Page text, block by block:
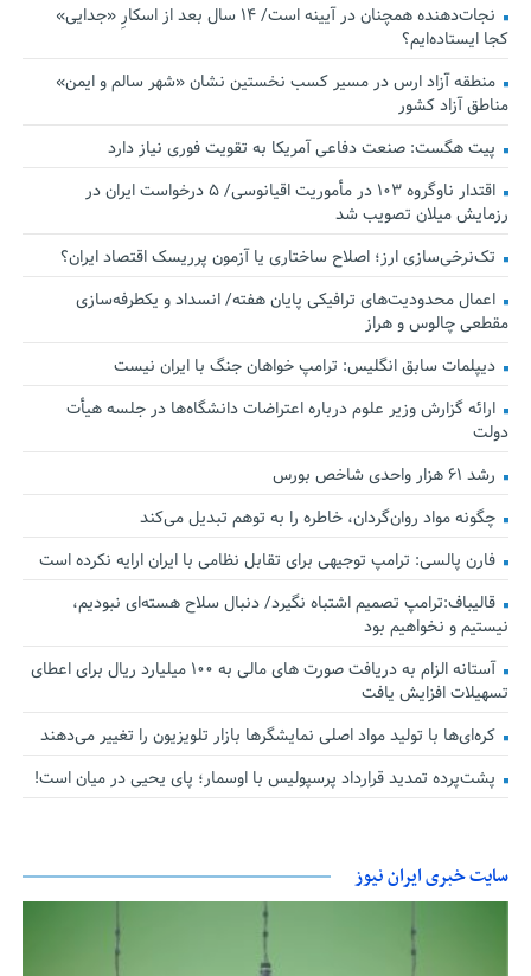
نجات‌دهنده‌ همچنان در آیینه است/ ۱۴ سال بعد از اسکارِ «جدایی»
کجا ایستاده‌ایم؟
منطقه آزاد ارس در مسیر کسب نخستین نشان «شهر سالم و ایمن»
مناطق آزاد کشور
پیت هگست: صنعت دفاعی آمریکا به تقویت فوری نیاز دارد
اقتدار ناوگروه ۱۰۳ در مأموریت‌ اقیانوسی/ ۵ درخواست ایران در
رزمایش میلان تصویب شد
تک‌نرخی‌سازی ارز؛ اصلاح ساختاری یا آزمون پرریسک اقتصاد ایران؟
اعمال محدودیت‌های ترافیکی پایان هفته/ انسداد و یکطرفه‌سازی
مقطعی چالوس و هراز
دیپلمات سابق انگلیس:‌ ترامپ خواهان جنگ با ایران نیست
ارائه گزارش وزیر علوم درباره اعتراضات دانشگاه‌ها در جلسه هیأت
دولت
رشد ۶۱ هزار واحدی شاخص بورس
چگونه مواد روان‌گردان، خاطره را به توهم تبدیل می‌کند
فارن پالسی: ترامپ توجیهی برای تقابل نظامی با ایران ارایه نکرده است
قالیباف:ترامپ تصمیم اشتباه نگیرد/ دنبال سلاح هسته‌ای نبودیم،
نیستیم و نخواهیم بود
آستانه الزام به دریافت صورت های مالی به ۱۰۰ میلیارد ریال برای اعطای
تسهیلات افزایش یافت
کره‌ای‌ها با تولید مواد اصلی نمایشگرها بازار تلویزیون را تغییر می‌دهند
پشت‌پرده تمدید قرارداد پرسپولیس با اوسمار؛ پای یحیی در میان است!
سایت خبری ایران نیوز